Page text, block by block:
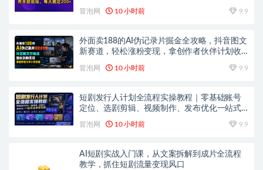
冒泡网 10 小时前 9.9
外面卖188的AI伪记录片掘金全攻略，抖音图文
新赛道，轻松涨粉变现，拿创作者伙伴计划收
冒泡网 10 小时前 9.9
短剧发行人计划全流程实操教程｜零基础账号
定位、选剧剪辑、视频制作、发布优化一站式
冒泡网 10 小时前 9.9
AI短剧实战入门课，从文案拆解到成片全流程
教学，抓住短剧流量变现风口